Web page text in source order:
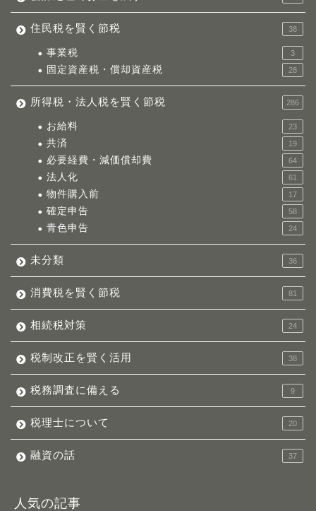
住民税を賢く節税 38
事業税 3
固定資産税・償却資産税 28
所得税・法人税を賢く節税 286
お給料 23
共済 19
必要経費・減価償却費 64
法人化 61
物件購入前 17
確定申告 58
青色申告 24
未分類 36
消費税を賢く節税 81
相続税対策 24
税制改正を賢く活用 38
税務調査に備える 9
税理士について 20
融資の話 37
人気の記事